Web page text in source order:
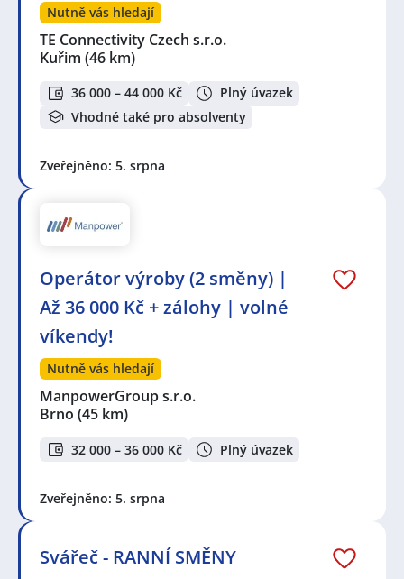
Nutně vás hledají
TE Connectivity Czech s.r.o.
Kuřim (46 km)
36 000 – 44 000 Kč
Plný úvazek
Vhodné také pro absolventy
Zveřejněno: 5. srpna
Operátor výroby (2 směny) |
Až 36 000 Kč + zálohy | volné
víkendy!
Nutně vás hledají
ManpowerGroup s.r.o.
Brno (45 km)
32 000 – 36 000 Kč Plný úvazek
Zveřejněno: 5. srpna
Svářeč - RANNÍ SMĚNY